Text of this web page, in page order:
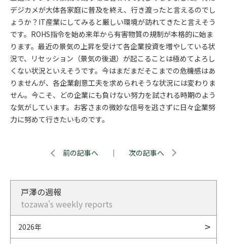
デジカメが大体各家庭に普及を終え、行き渡ったと言えるのでし
ょうか？IT産業にしてみると厳しい環境が訪れてきたと言えそう
です。ROHS指令を始め来年から有害物質の規制が本格的に始ま
ります。最近の景気の上昇を受けて各企業投資を増やしている状
況で、リセッション（景気の後退）が起こることは極めてよろし
くない状況といえそうです。今はまだまだそこまでの危機感はあ
りませんが、各企業創意工夫を求められそうな状況には変わりま
せん。今こそ、どの企業にも負けない努力を試される時期のよう
な気がしています。お客さまの微妙な信号を逃さずに日々企業努
力に努めて行きたいものです。
前の記事へ ｜ 次の記事へ
戸澤の週報
tozawa's weekly reports
2026年